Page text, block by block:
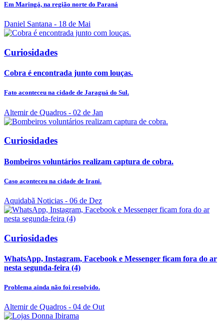
Em Maringá, na região norte do Paraná
Daniel Santana - 18 de Mai
Curiosidades
Cobra é encontrada junto com louças.
Fato aconteceu na cidade de Jaraguá do Sul.
Altemir de Quadros - 02 de Jan
Curiosidades
Bombeiros voluntários realizam captura de cobra.
Caso aconteceu na cidade de Irani.
Aquidabã Noticias - 06 de Dez
Curiosidades
WhatsApp, Instagram, Facebook e Messenger ficam fora do ar
nesta segunda-feira (4)
Problema ainda não foi resolvido.
Altemir de Quadros - 04 de Out